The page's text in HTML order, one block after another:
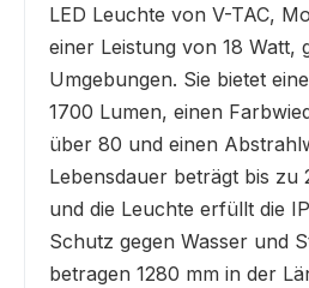
LED Leuchte von V-TAC,
einer Leistung von 18 Watt,
Umgebungen. Sie bietet
1700 Lumen, einen
über 80 und einen
Lebensdauer beträgt bis zu
und die Leuchte erfüllt die
Schutz gegen Wasser und
betragen 1280 mm in der